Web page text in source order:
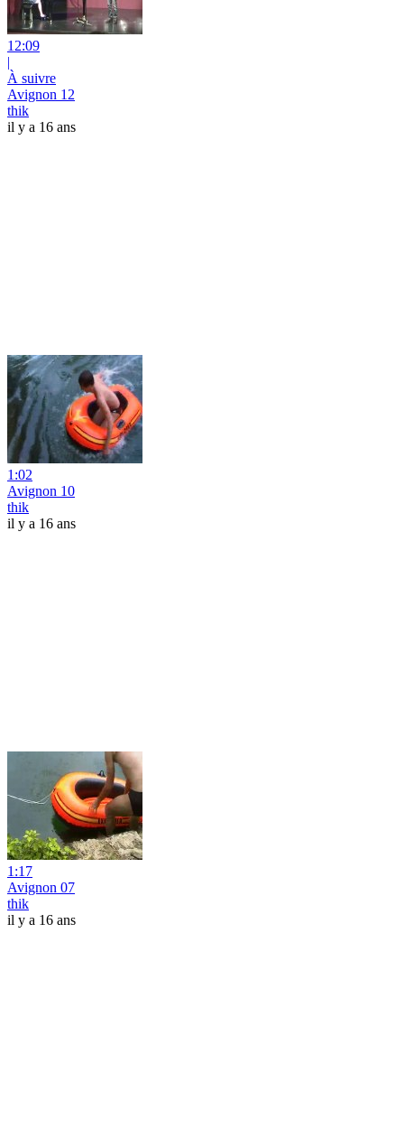
12:09
|
À suivre
Avignon 12
thik
il y a 16 ans
1:02
Avignon 10
thik
il y a 16 ans
1:17
Avignon 07
thik
il y a 16 ans